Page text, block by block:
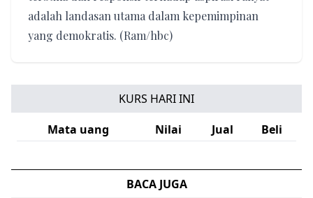
adalah landasan utama dalam kepemimpinan
yang demokratis. (Ram/hbc)
KURS HARI INI
Mata uang
Nilai Jual Beli
BACA JUGA